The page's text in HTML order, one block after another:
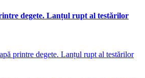
degete. Lanțul rupt al testărilor